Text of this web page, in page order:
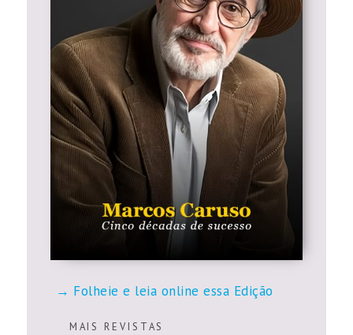
Folheie e leia online essa Edição
M A I S R E V I S T A S